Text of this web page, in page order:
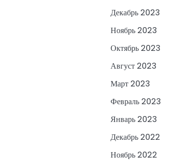
Декабрь 2023
Ноябрь 2023
Октябрь 2023
Август 2023
Март 2023
Февраль 2023
Январь 2023
Декабрь 2022
Ноябрь 2022